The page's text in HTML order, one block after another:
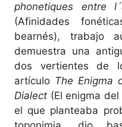
phonetiques entre
(Afinidades
bearnés), trabajo
demuestra una
dos vertientes de
artículo The Enigma
Dialect (El enigma
el que planteaba